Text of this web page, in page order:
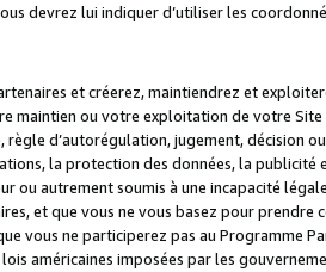
devrez lui indiquer d’utiliser les
et créerez, maintiendrez et
maintien ou votre exploitation de votre
d’autorégulation, jugement, décision
la protection des données, la publicité
autrement soumis à une incapacité
et que vous ne vous basez pour prendre
vous ne participerez pas au Programme
américaines imposées par les